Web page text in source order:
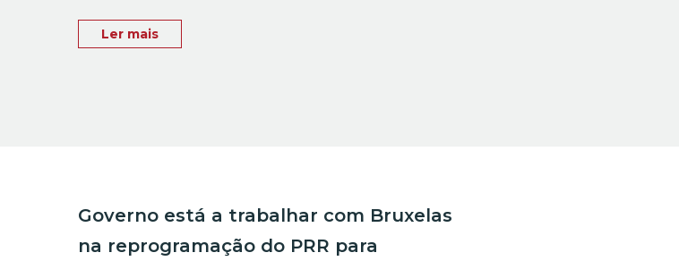
Ler mais
Governo está a trabalhar com Bruxelas
na reprogramação do PRR para